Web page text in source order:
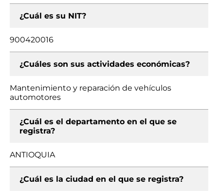
¿Cuál es su NIT?
900420016
¿Cuáles son sus actividades económicas?
Mantenimiento y reparación de vehículos
automotores
¿Cuál es el departamento en el que se
registra?
ANTIOQUIA
¿Cuál es la ciudad en el que se registra?